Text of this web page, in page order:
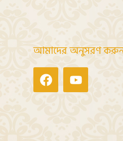
আমাদের অনুসরণ
FacebookYoutube